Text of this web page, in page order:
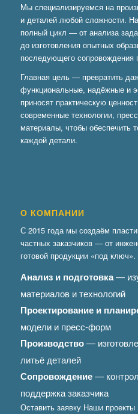
Мы специализируемся на
и деталей любой сложности.
полный цикл — от анализа
до изготовления опытных
последующего сопровождения
Главная цель — превратить
функциональные, надёжные и
приносят практическую
современные технологии,
материалы, чтобы обеспечить
каждой детали.
О КОМПАНИИ
С 2015 года мы создаём
частных заказчиков — от
готовой продукции «под ключ».
Анализ и подготовка—
материалов и технологий
Проектирование и
модели и пресс-форм
Производство—
литьё деталей
Сопровождение—
поддержка заказчика
Оставить заявку Наши проекты